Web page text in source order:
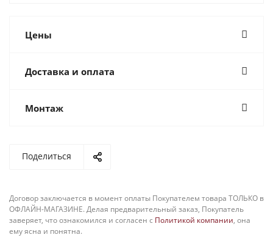
Цены
Доставка и оплата
Монтаж
Поделиться
Договор заключается в момент оплаты Покупателем товара ТОЛЬКО в
ОФЛАЙН-МАГАЗИНЕ. Делая предварительный заказ, Покупатель
заверяет, что ознакомился и согласен с Политикой компании, она
ему ясна и понятна.